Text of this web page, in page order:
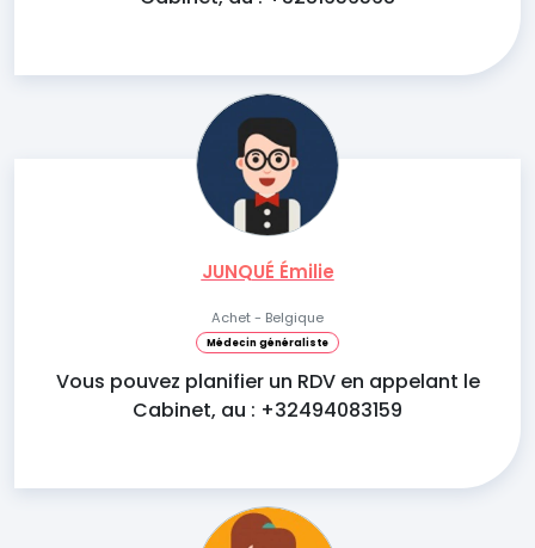
JUNQUÉ Émilie
Achet - Belgique
Médecin généraliste
Vous pouvez planifier un RDV en appelant le
Cabinet, au : +32494083159